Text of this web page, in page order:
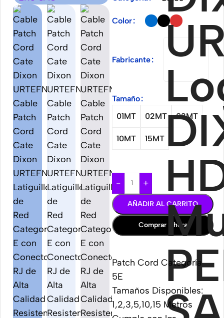
Color
Fabricante
Tamaño
01MT
02MT 03MT
10MT 15MT
- +
AÑADIR AL CARRITO
Comprar Ahora
Patch Cord Categoría
5E
Tamaños Disponibles:
1,2,3,5,10,15 Metros